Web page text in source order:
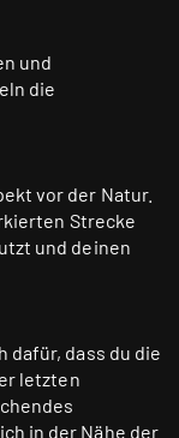
und
die
vor der Natur.
Strecke
und deinen
dafür, dass du die
letzten
in der Nähe der